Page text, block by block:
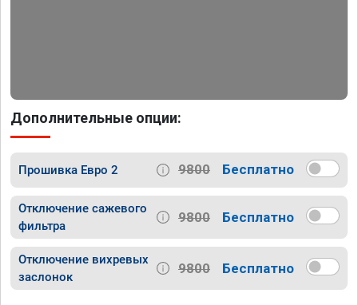
Дополнительные опции:
Прошивка Евро 2 9800 Бесплатно
Отключение сажевого
фильтра
9800 Бесплатно
Отключение вихревых
заслонок
9800 Бесплатно